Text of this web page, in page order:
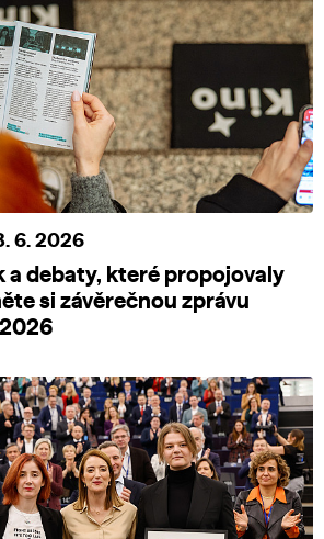
6. 2026
a debaty, které propojovaly
si závěrečnou zprávu